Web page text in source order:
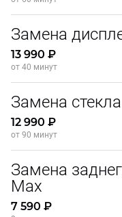
Замена
13 990 ₽
от 40 минут
Замена
12 990 ₽
от 90 минут
Замена
Max
7 590 ₽